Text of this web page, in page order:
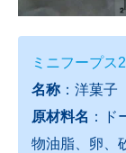
ミニフープス
名称 ：洋菓子
原材料名 ：
物油脂、卵、